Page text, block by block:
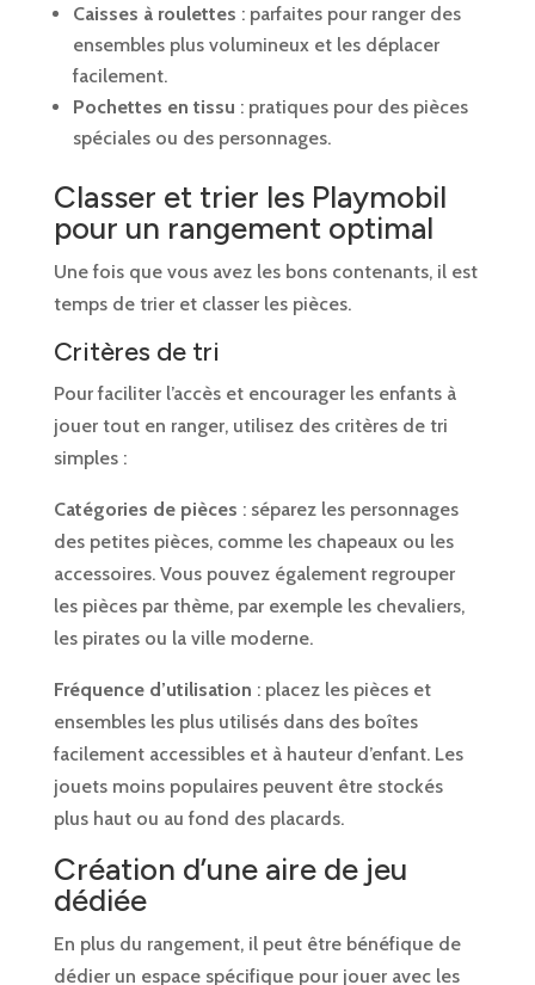
Caisses à roulettes : parfaites pour ranger des
ensembles plus volumineux et les déplacer
facilement.
Pochettes en tissu : pratiques pour des pièces
spéciales ou des personnages.
Classer et trier les Playmobil
pour un rangement optimal
Une fois que vous avez les bons contenants, il est
temps de trier et classer les pièces.
Critères de tri
Pour faciliter l’accès et encourager les enfants à
jouer tout en ranger, utilisez des critères de tri
simples :
Catégories de pièces : séparez les personnages
des petites pièces, comme les chapeaux ou les
accessoires. Vous pouvez également regrouper
les pièces par thème, par exemple les chevaliers,
les pirates ou la ville moderne.
Fréquence d’utilisation : placez les pièces et
ensembles les plus utilisés dans des boîtes
facilement accessibles et à hauteur d’enfant. Les
jouets moins populaires peuvent être stockés
plus haut ou au fond des placards.
Création d’une aire de jeu
dédiée
En plus du rangement, il peut être bénéfique de
dédier un espace spécifique pour jouer avec les